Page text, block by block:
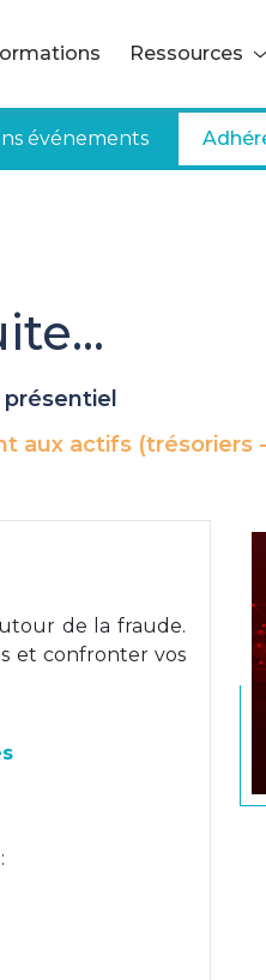
Ressources
événements
présentiel
aux actifs (trésoriers
de la fraude.
et confronter vos